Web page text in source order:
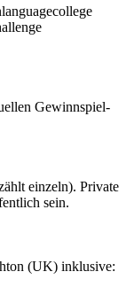
Gewinnspiel-
einzeln). Private
sein.
(UK) inklusive: